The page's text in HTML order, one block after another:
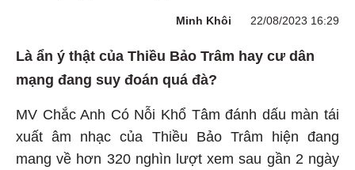
Minh Khôi 22/08/2023 16:29
Là ẩn ý thật của Thiều Bảo Trâm hay cư dân
mạng đang suy đoán quá đà?
MV Chắc Anh Có Nỗi Khổ Tâm đánh dấu màn tái
xuất âm nhạc của Thiều Bảo Trâm hiện đang
mang về hơn 320 nghìn lượt xem sau gần 2 ngày